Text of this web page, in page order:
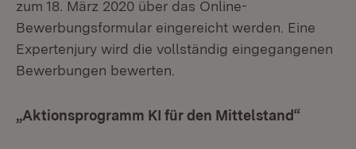
zum 18. März 2020 über das Online-
Bewerbungsformular eingereicht werden. Eine
Expertenjury wird die vollständig eingegangenen
Bewerbungen bewerten.
„Aktionsprogramm KI für den Mittelstand“